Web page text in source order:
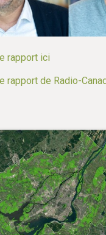
rapport ici
rapport de Radio-